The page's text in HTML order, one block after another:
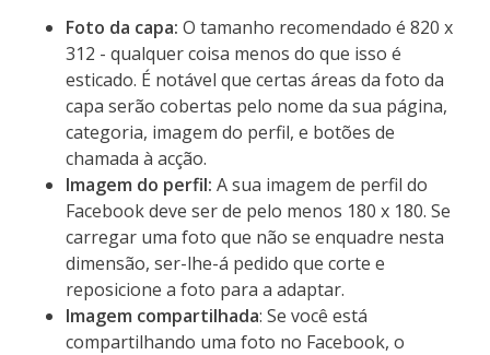
Foto da capa: O tamanho recomendado é 820 x
312 - qualquer coisa menos do que isso é
esticado. É notável que certas áreas da foto da
capa serão cobertas pelo nome da sua página,
categoria, imagem do perfil, e botões de
chamada à acção.
Imagem do perfil: A sua imagem de perfil do
Facebook deve ser de pelo menos 180 x 180. Se
carregar uma foto que não se enquadre nesta
dimensão, ser-lhe-á pedido que corte e
reposicione a foto para a adaptar.
Imagem compartilhada: Se você está
compartilhando uma foto no Facebook, o